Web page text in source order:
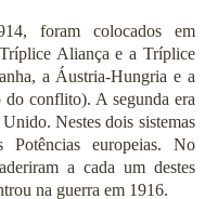
foram colocados em
Aliança e a Tríplice
a Áustria-Hungria e a
conflito). A segunda era
Nestes dois sistemas
Potências europeias. No
a cada um destes
na guerra em 1916.